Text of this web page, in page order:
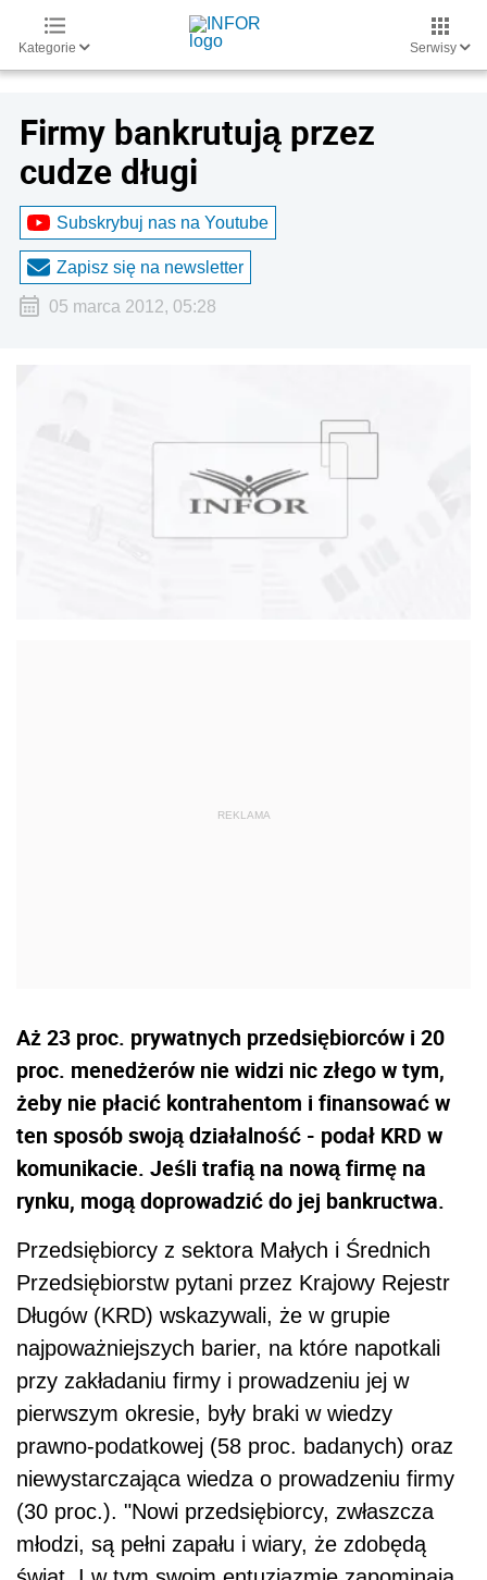
Kategorie Serwisy
Firmy bankrutują przez
cudze długi
Subskrybuj nas na Youtube
Zapisz się na newsletter
05 marca 2012, 05:28
Aż 23 proc. prywatnych przedsiębiorców i 20
proc. menedżerów nie widzi nic złego w tym,
żeby nie płacić kontrahentom i finansować w
ten sposób swoją działalność - podał KRD w
komunikacie. Jeśli trafią na nową firmę na
rynku, mogą doprowadzić do jej bankructwa.
Przedsiębiorcy z sektora Małych i Średnich
Przedsiębiorstw pytani przez Krajowy Rejestr
Długów (KRD) wskazywali, że w grupie
najpoważniejszych barier, na które napotkali
przy zakładaniu firmy i prowadzeniu jej w
pierwszym okresie, były braki w wiedzy
prawno-podatkowej (58 proc. badanych) oraz
niewystarczająca wiedza o prowadzeniu firmy
(30 proc.). "Nowi przedsiębiorcy, zwłaszcza
młodzi, są pełni zapału i wiary, że zdobędą